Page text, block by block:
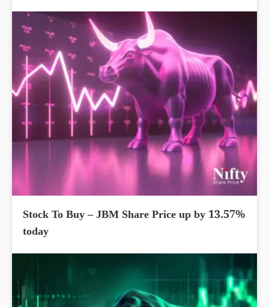
Stock To Buy – JBM Share Price up by 13.57%
today